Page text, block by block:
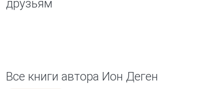
друзьям
Все книги автора Ион Деген